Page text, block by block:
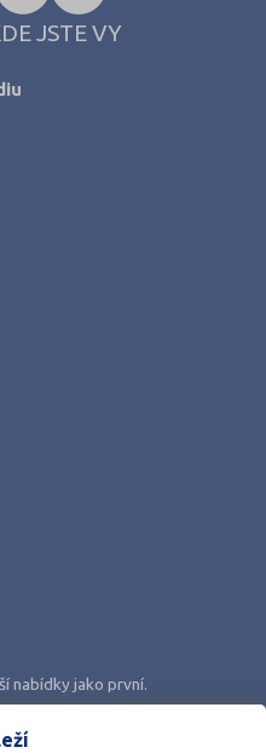
JSTE VY
nabídky jako první.